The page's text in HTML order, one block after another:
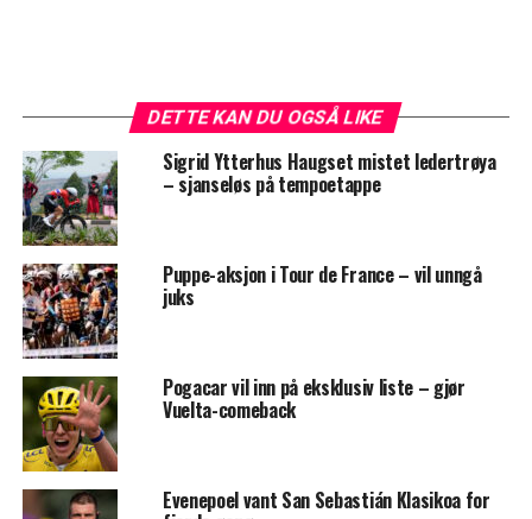
DETTE KAN DU OGSÅ LIKE
Sigrid Ytterhus Haugset mistet ledertrøya
– sjanseløs på tempoetappe
Puppe-aksjon i Tour de France – vil unngå
juks
Pogacar vil inn på eksklusiv liste – gjør
Vuelta-comeback
Evenepoel vant San Sebastián Klasikoa for